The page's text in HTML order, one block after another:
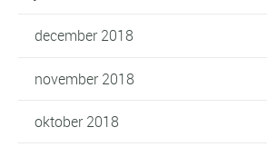
december 2018
november 2018
oktober 2018